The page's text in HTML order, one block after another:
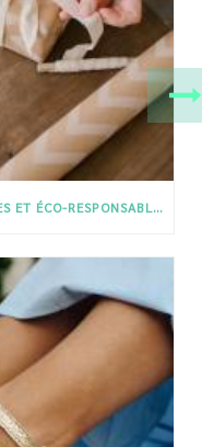
PLUS DE 50 IDÉES CADEAUX DURABLES ET ÉCO-RESPONSABLES